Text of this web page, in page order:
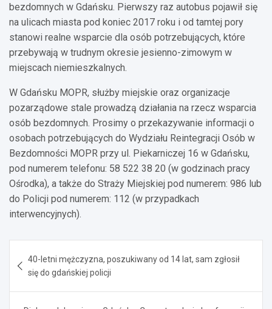
bezdomnych w Gdańsku. Pierwszy raz autobus pojawił się
na ulicach miasta pod koniec 2017 roku i od tamtej pory
stanowi realne wsparcie dla osób potrzebujących, które
przebywają w trudnym okresie jesienno-zimowym w
miejscach niemieszkalnych.
W Gdańsku MOPR, służby miejskie oraz organizacje
pozarządowe stale prowadzą działania na rzecz wsparcia
osób bezdomnych. Prosimy o przekazywanie informacji o
osobach potrzebujących do Wydziału Reintegracji Osób w
Bezdomności MOPR przy ul. Piekarniczej 16 w Gdańsku,
pod numerem telefonu: 58 522 38 20 (w godzinach pracy
Ośrodka), a także do Straży Miejskiej pod numerem: 986 lub
do Policji pod numerem: 112 (w przypadkach
interwencyjnych).
wpisu
40-letni mężczyzna, poszukiwany od 14 lat, sam zgłosił
się do gdańskiej policji